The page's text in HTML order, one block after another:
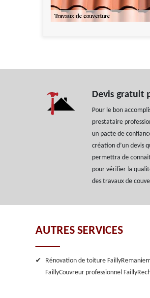
Devis gratuit
Pour le bon
prestataire
un pacte de
création d’un devis
permettra de
pour vérifier la
des travaux de
AUTRES SERVICES
Rénovation de toiture Failly
FaillyCouvreur professionnel Failly